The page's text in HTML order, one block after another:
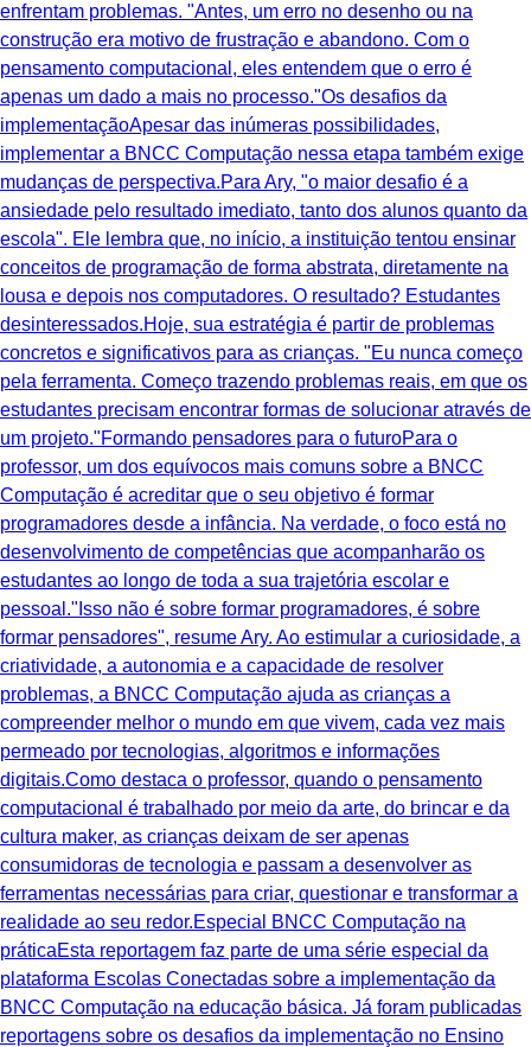
enfrentam problemas. "Antes, um erro no desenho ou na
construção era motivo de frustração e abandono. Com o
pensamento computacional, eles entendem que o erro é
apenas um dado a mais no processo."Os desafios da
implementaçãoApesar das inúmeras possibilidades,
implementar a BNCC Computação nessa etapa também exige
mudanças de perspectiva.Para Ary, "o maior desafio é a
ansiedade pelo resultado imediato, tanto dos alunos quanto da
escola". Ele lembra que, no início, a instituição tentou ensinar
conceitos de programação de forma abstrata, diretamente na
lousa e depois nos computadores. O resultado? Estudantes
desinteressados.Hoje, sua estratégia é partir de problemas
concretos e significativos para as crianças. "Eu nunca começo
pela ferramenta. Começo trazendo problemas reais, em que os
estudantes precisam encontrar formas de solucionar através de
um projeto."Formando pensadores para o futuroPara o
professor, um dos equívocos mais comuns sobre a BNCC
Computação é acreditar que o seu objetivo é formar
programadores desde a infância. Na verdade, o foco está no
desenvolvimento de competências que acompanharão os
estudantes ao longo de toda a sua trajetória escolar e
pessoal."Isso não é sobre formar programadores, é sobre
formar pensadores", resume Ary. Ao estimular a curiosidade, a
criatividade, a autonomia e a capacidade de resolver
problemas, a BNCC Computação ajuda as crianças a
compreender melhor o mundo em que vivem, cada vez mais
permeado por tecnologias, algoritmos e informações
digitais.Como destaca o professor, quando o pensamento
computacional é trabalhado por meio da arte, do brincar e da
cultura maker, as crianças deixam de ser apenas
consumidoras de tecnologia e passam a desenvolver as
ferramentas necessárias para criar, questionar e transformar a
realidade ao seu redor.Especial BNCC Computação na
práticaEsta reportagem faz parte de uma série especial da
plataforma Escolas Conectadas sobre a implementação da
BNCC Computação na educação básica. Já foram publicadas
reportagens sobre os desafios da implementação no Ensino